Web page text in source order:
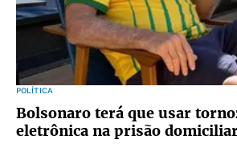
POLÍTICA
Bolsonaro terá que usar
eletrônica na prisão